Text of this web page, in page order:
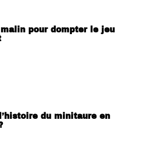
pour dompter le jeu
du minitaure en